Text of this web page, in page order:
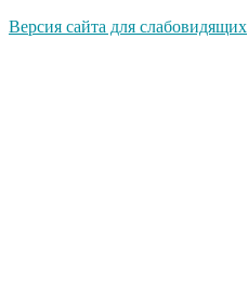
Версия сайта для слабовидящих